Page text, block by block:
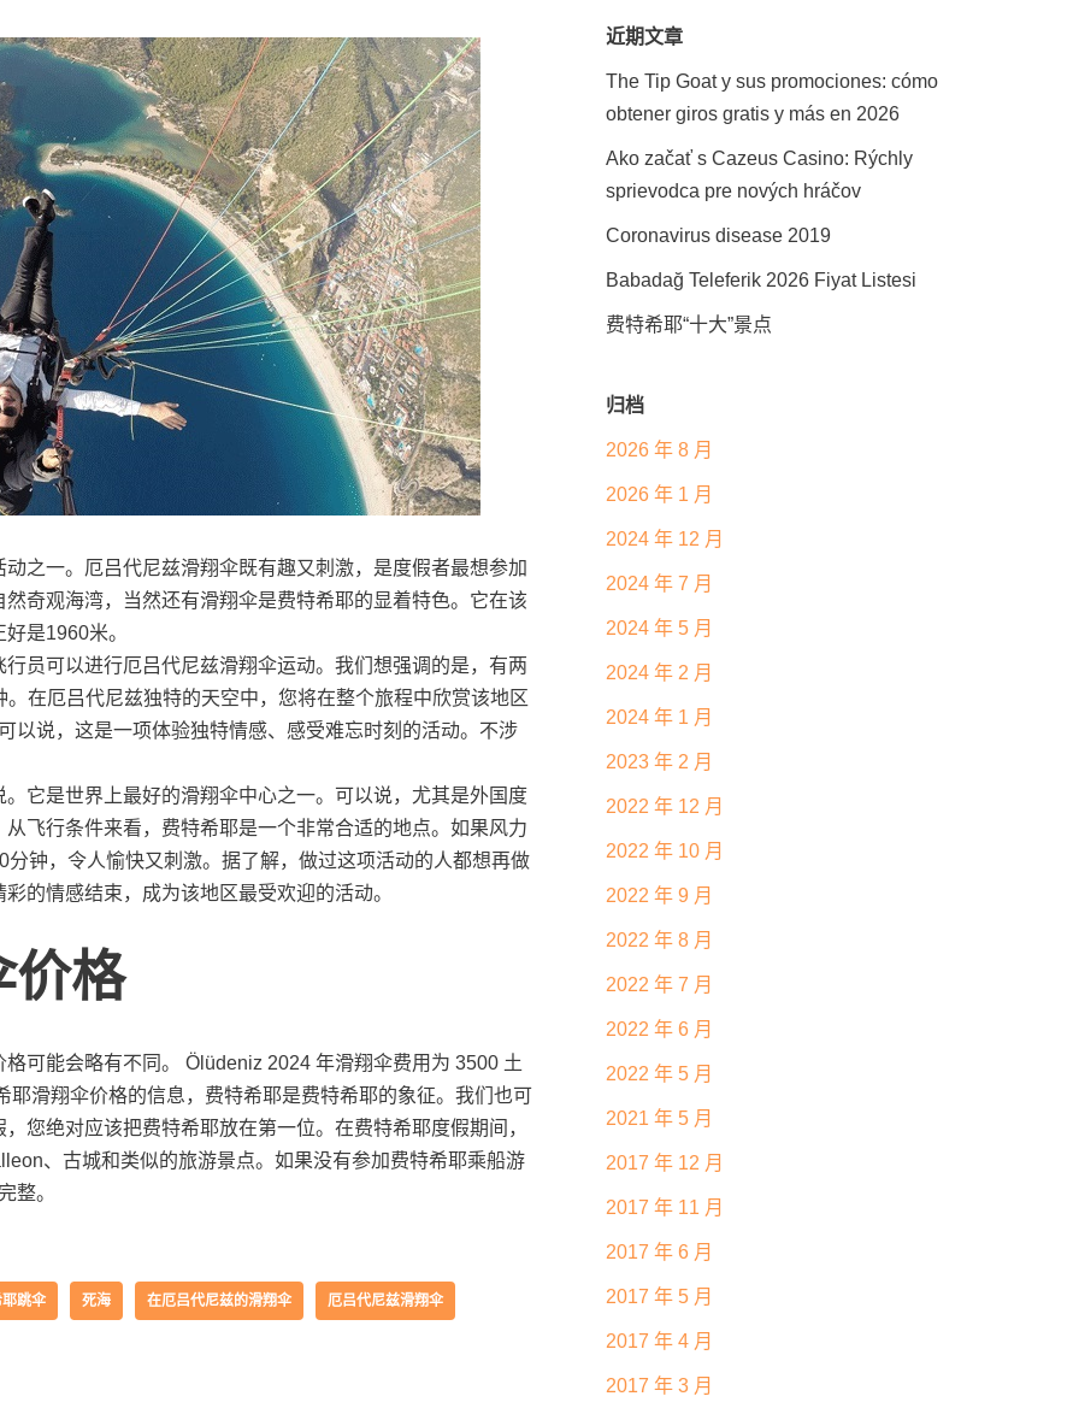
之一。厄吕代尼兹滑翔伞既有趣又刺激，是度假者最想参加
奇观海湾，当然还有滑翔伞是费特希耶的显着特色。它在该
是1960米。
员可以进行厄吕代尼兹滑翔伞运动。我们想强调的是，有两
在厄吕代尼兹独特的天空中，您将在整个旅程中欣赏该地区
以说，这是一项体验独特情感、感受难忘时刻的活动。不涉
它是世界上最好的滑翔伞中心之一。可以说，尤其是外国度
飞行条件来看，费特希耶是一个非常合适的地点。如果风力
钟，令人愉快又刺激。据了解，做过这项活动的人都想再做
的情感结束，成为该地区最受欢迎的活动。
价格
可能会略有不同。 Ölüdeniz 2024 年滑翔伞费用为 3500 土
滑翔伞价格的信息，费特希耶是费特希耶的象征。我们也可
您绝对应该把费特希耶放在第一位。在费特希耶度假期间，
、古城和类似的旅游景点。如果没有参加费特希耶乘船游
整。
跳伞 死海 在厄吕代尼兹的滑翔伞 厄吕代尼兹滑翔伞
近期文章
The Tip Goat y sus promociones: cómo
obtener giros gratis y más en 2026
Ako začať s Cazeus Casino: Rýchly
sprievodca pre nových hráčov
Coronavirus disease 2019
Babadağ Teleferik 2026 Fiyat Listesi
费特希耶“十大”景点
归档
2026 年 8 月
2026 年 1 月
2024 年 12 月
2024 年 7 月
2024 年 5 月
2024 年 2 月
2024 年 1 月
2023 年 2 月
2022 年 12 月
2022 年 10 月
2022 年 9 月
2022 年 8 月
2022 年 7 月
2022 年 6 月
2022 年 5 月
2021 年 5 月
2017 年 12 月
2017 年 11 月
2017 年 6 月
2017 年 5 月
2017 年 4 月
2017 年 3 月